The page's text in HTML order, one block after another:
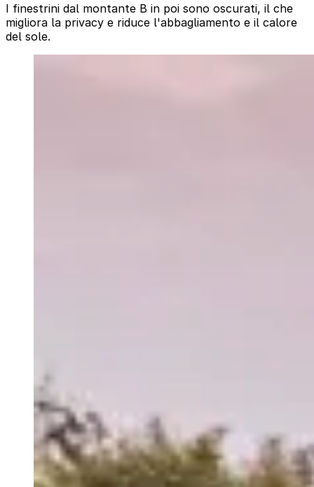
I finestrini dal montante B in poi sono oscurati, il che
migliora la privacy e riduce l'abbagliamento e il calore
del sole.